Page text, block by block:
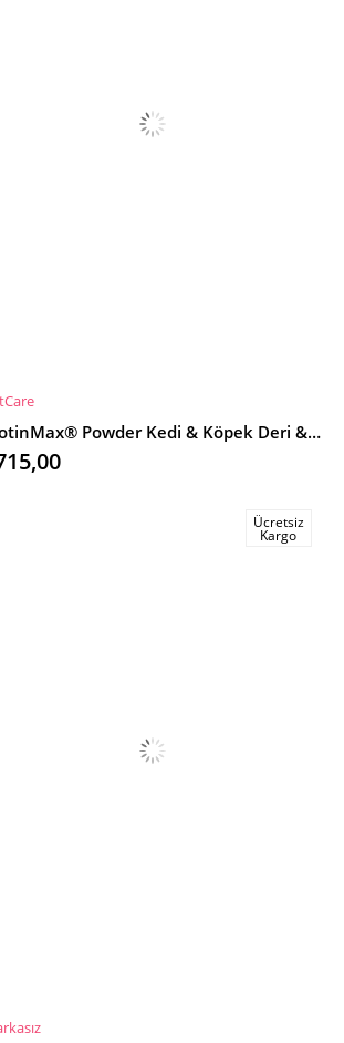
EKLE
BiotinMax® Powder Kedi & Köpek Deri & Tüy Desteği 50gr
EKLE
Ücretsiz
Kargo